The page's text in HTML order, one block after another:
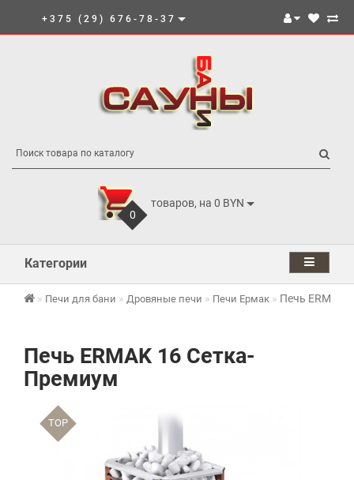
+375 (29) 676-78-37
0
товаров, на 0 BYN
Категории
Печи для бани Дровяные печи Печи Ермак Печь ERMAK
Печь ERMAK 16 Сетка-
Премиум
TOP